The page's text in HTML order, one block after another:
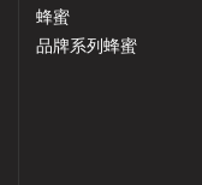
甜味。事實上，花粉
素，每種蜜蜂花粉
養，被視為寶貴的
家學者的推薦食品
康，養顏美容，使
自然的營養品，或
品，則必需有科學
蜂蜜
品牌系列蜂蜜